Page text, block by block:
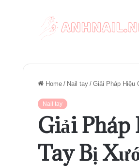
Home / Nail tay / Giải Pháp Hiệu
Nail tay
Giải
Tay Bị